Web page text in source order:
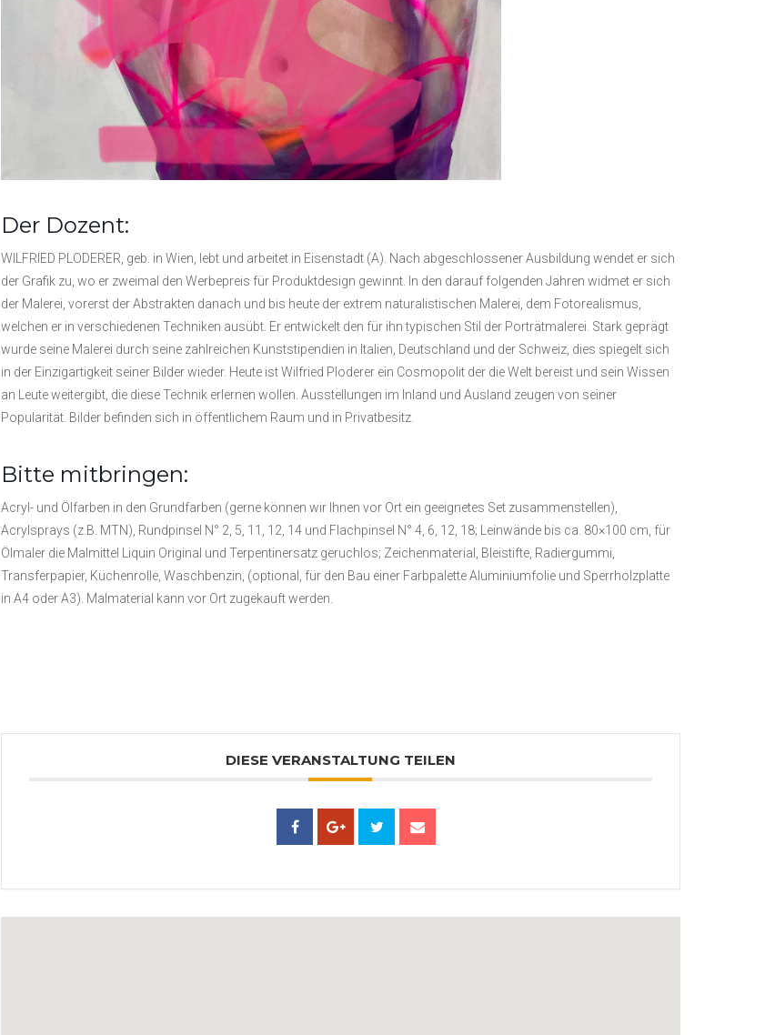
Der Dozent:
WILFRIED PLODERER, geb. in Wien, lebt und arbeitet in Eisenstadt (A). Nach abgeschlossener Ausbildung wendet er sich
der Grafik zu, wo er zweimal den Werbepreis für Produktdesign gewinnt. In den darauf folgenden Jahren widmet er sich
der Malerei, vorerst der Abstrakten danach und bis heute der extrem naturalistischen Malerei, dem Fotorealismus,
welchen er in verschiedenen Techniken ausübt. Er entwickelt den für ihn typischen Stil der Porträtmalerei. Stark geprägt
wurde seine Malerei durch seine zahlreichen Kunststipendien in Italien, Deutschland und der Schweiz, dies spiegelt sich
in der Einzigartigkeit seiner Bilder wieder. Heute ist Wilfried Ploderer ein Cosmopolit der die Welt bereist und sein Wissen
an Leute weitergibt, die diese Technik erlernen wollen. Ausstellungen im Inland und Ausland zeugen von seiner
Popularität. Bilder befinden sich in öffentlichem Raum und in Privatbesitz.
Bitte mitbringen:
Acryl- und Ölfarben in den Grundfarben (gerne können wir Ihnen vor Ort ein geeignetes Set zusammenstellen),
Acrylsprays (z.B. MTN), Rundpinsel N° 2, 5, 11, 12, 14 und Flachpinsel N° 4, 6, 12, 18; Leinwände bis ca. 80×100 cm, für
Ölmaler die Malmittel Liquin Original und Terpentinersatz geruchlos; Zeichenmaterial, Bleistifte, Radiergummi,
Transferpapier, Küchenrolle, Waschbenzin, (optional, für den Bau einer Farbpalette Aluminiumfolie und Sperrholzplatte
in A4 oder A3). Malmaterial kann vor Ort zugekauft werden.
DIESE VERANSTALTUNG TEILEN